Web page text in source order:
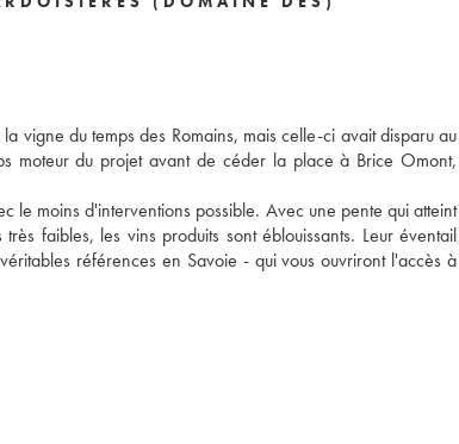
vigne du temps des Romains, mais celle-ci avait disparu au
moteur du projet avant de céder la place à Brice Omont,
le moins d'interventions possible. Avec une pente qui atteint
faibles, les vins produits sont éblouissants. Leur éventail
références en Savoie - qui vous ouvriront l'accès à